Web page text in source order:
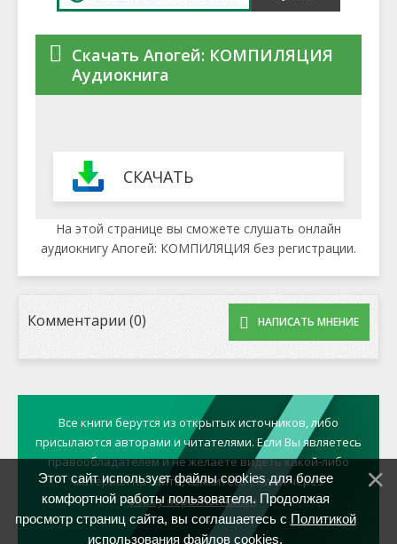
Скачать Апогей: КОМПИЛЯЦИЯ
Аудиокнига
СКАЧАТЬ
На этой странице вы сможете слушать онлайн
аудиокнигу Апогей: КОМПИЛЯЦИЯ без регистрации.
Комментарии (0) НАПИСАТЬ МНЕНИЕ
Все книги берутся из открытых источников, либо
присылаются авторами и читателями. Если Вы являетесь
правообладателем и не желаете видеть какой-либо
материал на сайте, свяжитесь с нами через
форму обратной связи
Этот сайт использует файлы cookies для более
комфортной работы пользователя. Продолжая
просмотр страниц сайта, вы соглашаетесь с Политикой
использования файлов cookies.